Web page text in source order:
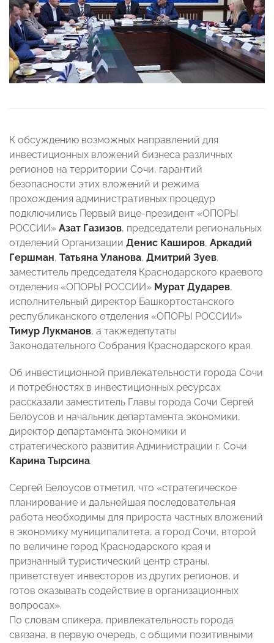
К обсуждению возможных направлений для
инвестиционных вложений бизнеса различных
регионов на территории Сочи, гарантий
безопасности этих вложений и режима
прохождения административных процедур
подключились Первый вице-президент «ОПОРЫ
РОССИИ» Азат Газизов, председатели региональных
отделений Организации Денис Каширов, Аркадий
Гершман, Татьяна Уланова, Дмитрий Зуев,
заместитель председателя Краснодарского краевого
отделения «ОПОРЫ РОССИИ» Мурат Дударев,
исполнительный директор Башкортостанского
республиканского отделения «ОПОРЫ РОССИИ»
Тимур Лукманов, а такжедепутаты
Законодательного Собрания Краснодарского края.
Об инвестиционной привлекательности города Сочи
и потребностях в инвестиционных ресурсах
рассказали заместитель Главы города Сочи Сергей
Белоусов и начальник департамента экономики,
директор департамента экономики и
стратегического развития Администрации г. Сочи
Карина Тырсина.
Сергей Белоусов отметил, что «стратегическое
планирование и дальнейшая последовательная
работа необходимы для прироста частных вложений
в экономику муниципалитета, а город Сочи, второй
по величине город Краснодарского края и
признанный туристический центр страны,
приветствует инвесторов из других регионов, и
готов оказывать содействие в организационных
вопросах».
По словам спикера, привлекательность города
связана, в первую очередь, с общими позитивными